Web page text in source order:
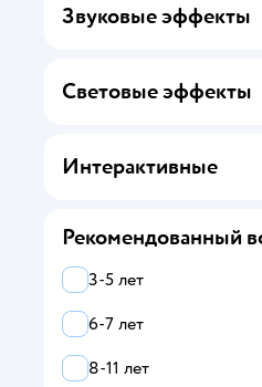
Zuru Pets Alive
Zuru BABYCORNS
alilo
Apitor
Aquabeads
Armor Rangers
Звуковые эффекты
Световые эффекты
Интерактивные
Рекомендованный
3-5 лет
6-7 лет
8-11 лет